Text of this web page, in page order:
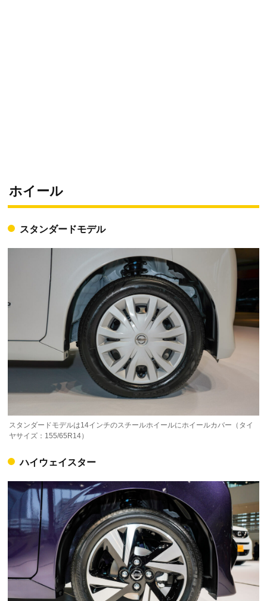
ホイール
スタンダードモデル
スタンダードモデルは14インチのスチールホイールにホイールカバー（タイ
ヤサイズ：155/65R14）
ハイウェイスター